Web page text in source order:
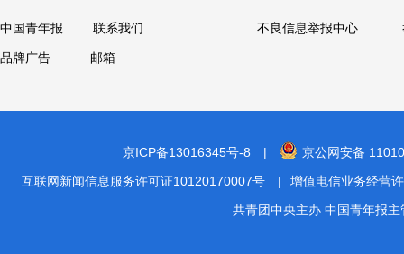
中国青年报 联系我们
品牌广告 邮箱
不良信息举报中心
京ICP备13016345号-8 |
京公网安备
互联网新闻信息服务许可证10120170007号
|
增值电信业务经营
共青团中央主办 中国青年报